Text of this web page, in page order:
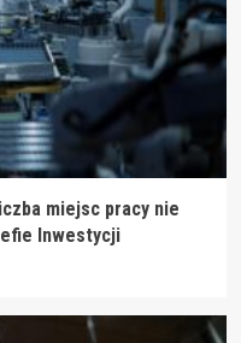
miejsc pracy nie
Inwestycji